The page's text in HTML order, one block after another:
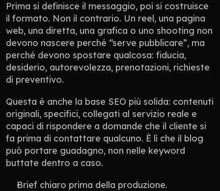
Prima si definisce il messaggio, poi si costruisce
il formato. Non il contrario. Un reel, una pagina
web, una diretta, una grafica o uno shooting non
devono nascere perché “serve pubblicare”, ma
perché devono spostare qualcosa: fiducia,
desiderio, autorevolezza, prenotazioni, richieste
di preventivo.
Questa è anche la base SEO più solida: contenuti
originali, specifici, collegati al servizio reale e
capaci di rispondere a domande che il cliente si
fa prima di contattare qualcuno. È lì che il blog
può portare guadagno, non nelle keyword
buttate dentro a caso.
Brief chiaro prima della produzione.